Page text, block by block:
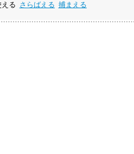
える さらばえる 捕まえる